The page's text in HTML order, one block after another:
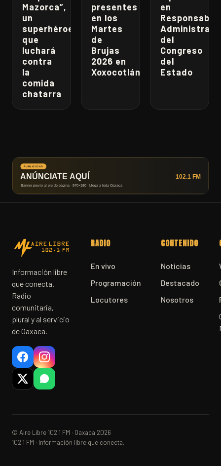
Mazorca”,
un
superhéroe
que
luchará
contra
la
comida
chatarra
presentes
en los
Martes
de
Brujas
2026 en
Xoxocotlán
en
del
Congreso
del
Estado
Información libre
que conecta.
Radio
comunitaria,
plural y al servicio
de Oaxaca.
RADIO
En vivo
Programación
Locutores
CONTENIDO
Noticias
Destacado
Nosotros
© Aire Libre 102.1 FM · Oaxaca 2026
102.1 FM · Información libre que conecta.